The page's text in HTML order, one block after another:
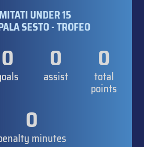
UNDER 15
SESTO - TROFEO
0 0
assist
0
total
points
0
minutes